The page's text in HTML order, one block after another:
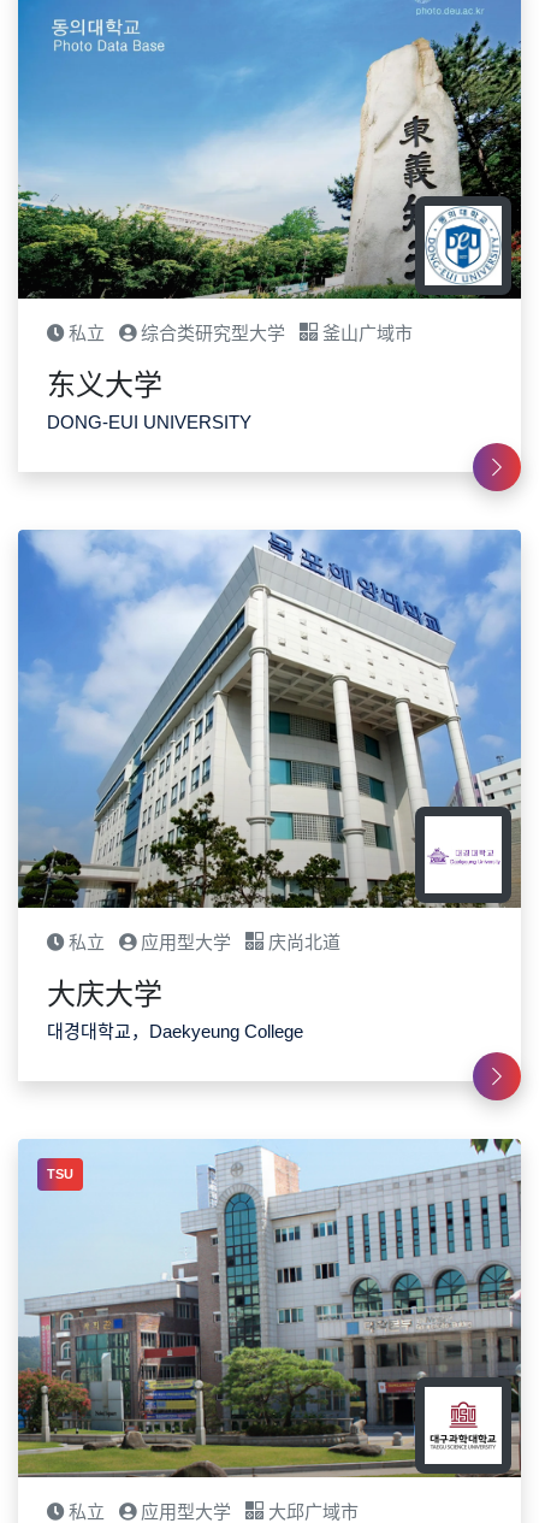
私立 综合类研究型大学 釜山广域市
东义大学
DONG-EUI UNIVERSITY
私立 应用型大学 庆尚北道
大庆大学
대경대학교，Daekyeung College
TSU
私立 应用型大学 大邱广域市